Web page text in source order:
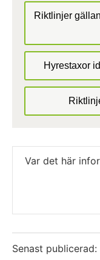
Riktlinjer
Hyrestaxor
Var det här
Senast publicerad: